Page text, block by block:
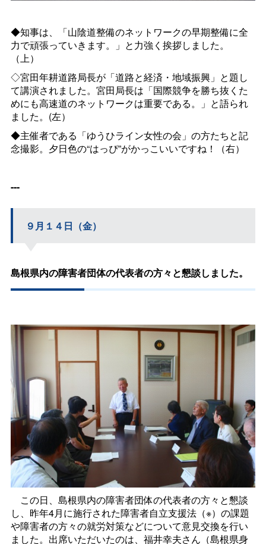
◆知事は、「山陰道整備のネットワークの早期整備に全
力で頑張っていきます。」と力強く挨拶しました。
（上）
◇宮田年耕道路局長が「道路と経済・地域振興」と題し
て講演されました。宮田局長は「国際競争を勝ち抜くた
めにも高速道のネットワークは重要である。」と語られ
ました。(左）
◆主催者である「ゆうひライン女性の会」の方たちと記
念撮影。夕日色の“はっぴ”がかっこいいですね！（右）
---
９月１４日（金）
島根県内の障害者団体の代表者の方々と懇談しました。
この日、島根県内の障害者団体の代表者の方々と懇談
し、昨年4月に施行された障害者自立支援法（※）の課題
や障害者の方々の就労対策などについて意見交換を行い
ました。出席いただいたのは、福井幸夫さん（島根県身